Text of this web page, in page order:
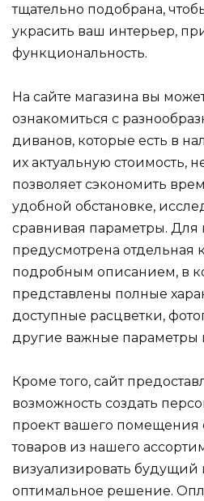
тщательно подобрана,
украсить ваш интерьер,
функциональность.
На сайте магазина вы
ознакомиться с
диванов, которые есть в
их актуальную стоимость,
позволяет сэкономить
удобной обстановке,
сравнивая параметры. Для
предусмотрена отдельная
подробным описанием, в
представлены полные
доступные расцветки,
другие важные параметры
Кроме того, сайт
возможность создать
проект вашего помещения
товаров из нашего
визуализировать будущий
оптимальное решение.